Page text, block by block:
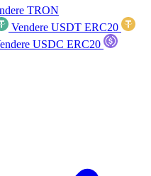
TRON
Vendere USDT ERC20
USDC ERC20